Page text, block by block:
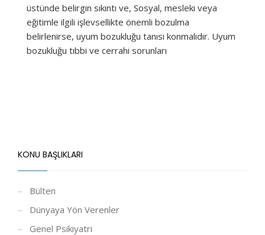
üstünde belirgin sıkıntı ve, Sosyal, mesleki veya
eğitimle ilgili işlevsellikte önemli bozulma
belirlenirse, uyum bozukluğu tanısı konmalıdır. Uyum
bozukluğu tıbbi ve cerrahi sorunları
KONU BAŞLIKLARI
Bülten
Dünyaya Yön Verenler
Genel Psikiyatri